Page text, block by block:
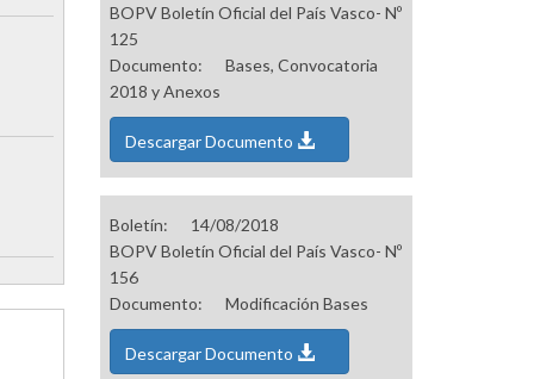
BOPV Boletín Oficial del País Vasco- Nº
125
Documento:
Bases, Convocatoria
2018 y Anexos
Descargar Documento
Boletín:
14/08/2018
BOPV Boletín Oficial del País Vasco- Nº
156
Documento:
Modificación Bases
Descargar Documento